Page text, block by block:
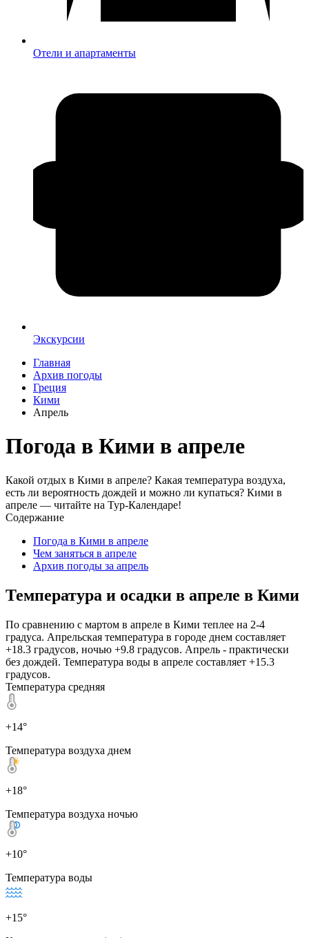
Отели и апартаменты
Экскурсии
Главная
Архив погоды
Греция
Кими
Апрель
Погода в Кими в апреле
Какой отдых в Кими в апреле? Какая температура воздуха,
есть ли вероятность дождей и можно ли купаться? Кими в
апреле — читайте на Тур-Календаре!
Содержание
Погода в Кими в апреле
Чем заняться в апреле
Архив погоды за апрель
Температура и осадки в апреле в Кими
По сравнению с мартом в апреле в Кими теплее на 2-4
градуса. Апрельская температура в городе днем составляет
+18.3 градусов, ночью +9.8 градусов. Апрель - практически
без дождей. Температура воды в апреле составляет +15.3
градусов.
Температура средняя
+14°
Температура воздуха днем
+18°
Температура воздуха ночью
+10°
Температура воды
+15°